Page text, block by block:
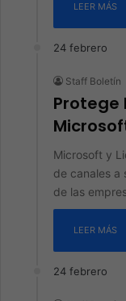
LEER MÁS
24 febrero
Staff Boletín
Microsoft y
de canales a
de las
LEER MÁS
24 febrero